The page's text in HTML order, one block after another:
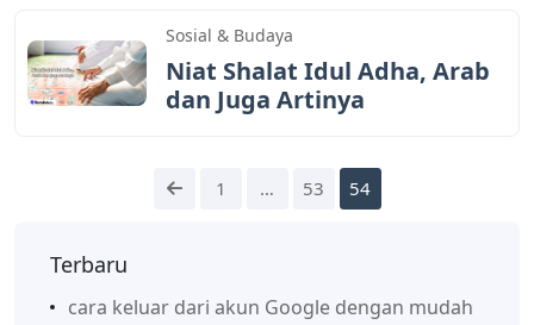
Sosial & Budaya
Niat Shalat Idul Adha, Arab
dan Juga Artinya
1 … 53 54
Terbaru
cara keluar dari akun Google dengan mudah